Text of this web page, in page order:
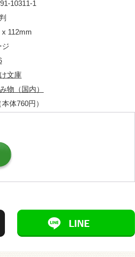
10311-1
x 112mm
ジ
文庫
物（国内）
体760円）